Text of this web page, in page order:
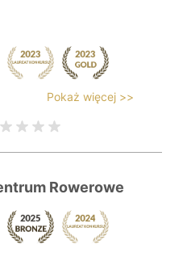
Pokaż więcej >>
Rowerowe